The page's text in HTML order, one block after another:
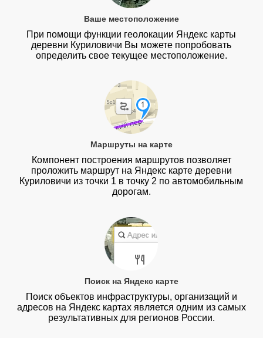
Ваше местоположение
При помощи функции геолокации Яндекс карты
деревни Куриловичи Вы можете попробовать
определить свое текущее местоположение.
Маршруты на карте
Компонент построения маршрутов позволяет
проложить маршрут на Яндекс карте деревни
Куриловичи из точки 1 в точку 2 по автомобильным
дорогам.
Поиск на Яндекс карте
Поиск объектов инфраструктуры, организаций и
адресов на Яндекс картах является одним из самых
результативных для регионов России.